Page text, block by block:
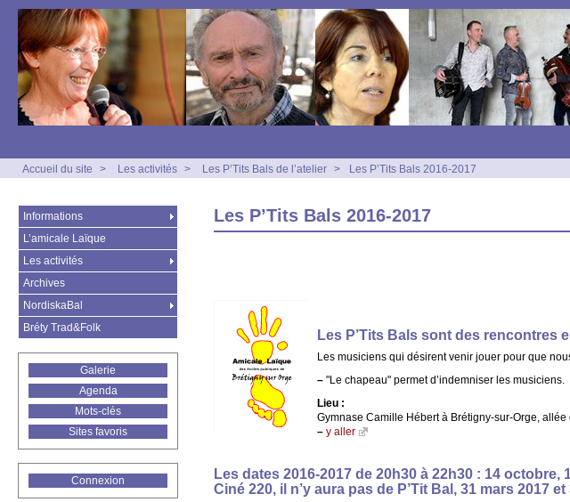
Accueil du site > Les activités > Les P’Tits Bals de l’atelier > Les P’Tits Bals 2016-2017
Les P’Tits Bals 2016-2017
Les P’Tits Bals sont des rencontres
Les musiciens qui désirent venir jouer pour que
– "Le chapeau" permet d’indemniser les musiciens.
Lieu :
Gymnase Camille Hébert à Brétigny-sur-Orge,
– y aller
Les dates 2016-2017 de 20h30 à 22h30 : 14
Ciné 220, il n’y aura pas de P’Tit Bal, 31 mars 2017
Informations
L’amicale Laïque
Les activités
Archives
NordiskaBal
Bréty Trad&Folk
Galerie
Agenda
Mots-clés
Sites favoris
Connexion